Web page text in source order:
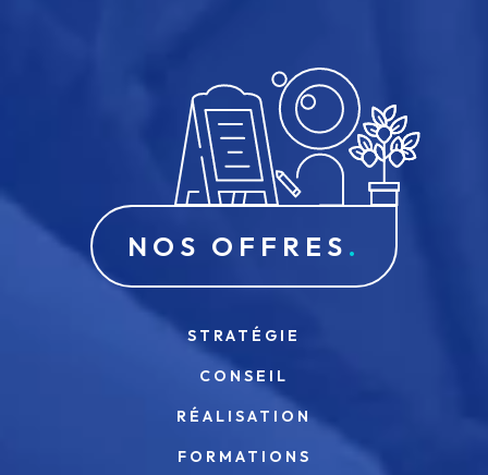
NOS OFFRES
STRATÉGIE
CONSEIL
RÉALISATION
FORMATIONS